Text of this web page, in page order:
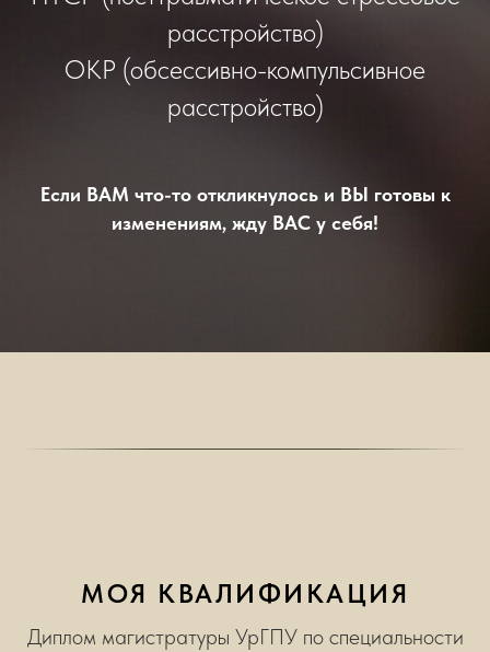
расстройство)
ОКР (обсессивно-компульсивное
расстройство)
Если ВАМ что-то откликнулось и ВЫ готовы к
изменениям, жду ВАС у себя!
МОЯ КВАЛИФИКАЦИЯ
Диплом магистратуры УрГПУ по специальности